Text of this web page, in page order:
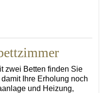
zwei Betten finden Sie
Ihre Erholung noch
und Heizung,